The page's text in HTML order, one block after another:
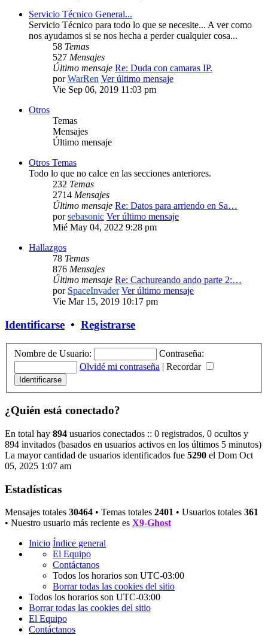
Servicio Técnico General...
Servicio Técnico para todo lo que se necesite... A ver como
nos ayudamos si se nos hecha a perder cualquier cosa...
58 Temas
527 Mensajes
Último mensaje Re: Duda con camaras IP.
porWarRen Ver último mensaje
Vie Sep 06, 2019 11:03 pm
Otros
Temas
Mensajes
Último mensaje
Otros Temas
Todo lo que no calce en las secciones anteriores.
232 Temas
2714 Mensajes
Último mensaje Re: Datos para arriendo en Sa…
porsebasonic Ver último mensaje
Mié May 04, 2022 9:28 pm
Hallazgos
78 Temas
876 Mensajes
Último mensaje Re: Cachureando ando parte 2:…
por SpaceInvader Ver último mensaje
Vie Mar 15, 2019 10:17 pm
Identificarse • Registrarse
Nombre de Usuario:
Contraseña:
Olvidé mi contraseña | Recordar
¿Quién está conectado?
En total hay 894 usuarios conectados :: 0 registrados, 0 ocultos y
894 invitados (basados en usuarios activos en los últimos 5 minutos)
La mayor cantidad de usuarios identificados fue 5290 el Dom Oct
05, 2025 1:07 am
Estadísticas
Mensajes totales 30464 • Temas totales 2401 • Usuarios totales 361
• Nuestro usuario más reciente es X9-Ghost
Inicio Índice general
El Equipo
Contáctanos
Todos los horarios son UTC-03:00
Borrar todas las cookies del sitio
Todos los horarios son UTC-03:00
Borrar todas las cookies del sitio
El Equipo
Contáctanos